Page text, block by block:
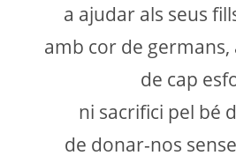
a ajudar als seus
amb cor de
de cap
ni sacrifici pel bé
de donar-nos